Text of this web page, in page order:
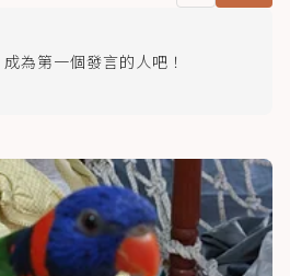
為第一個發言的人吧！